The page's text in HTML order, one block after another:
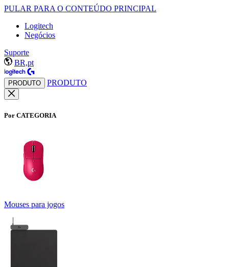
PULAR PARA O CONTEÚDO PRINCIPAL
Logitech
Negócios
Suporte
BR,pt
PRODUTO PRODUTO
Por CATEGORIA
Mouses para jogos